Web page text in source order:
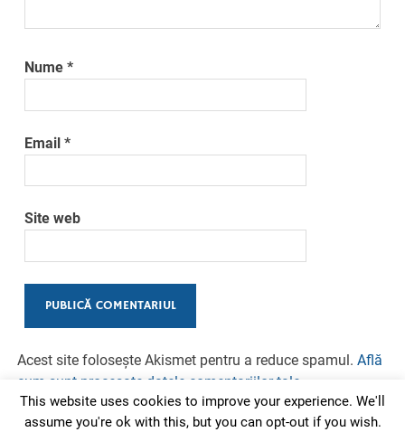
Nume*
Email*
Site web
Acest site folosește Akismet pentru a reduce spamul.Află
cum sunt procesate datele comentariilor tale
This website uses cookies to improve your experience. We'll
assume you're ok with this, but you can opt-out if you wish.